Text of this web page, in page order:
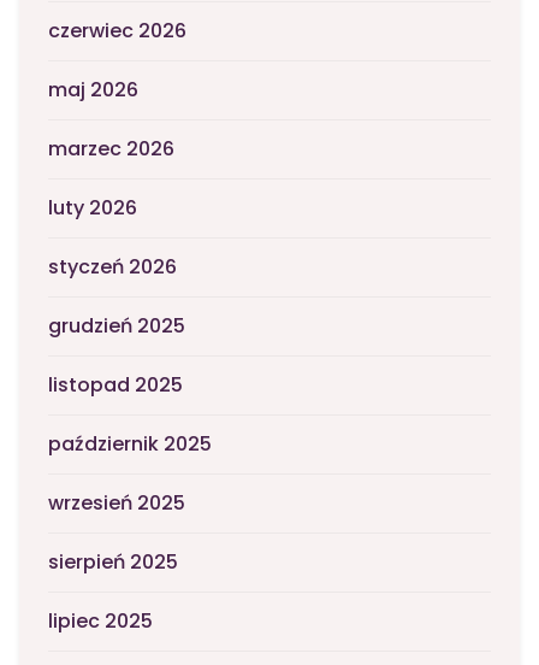
czerwiec 2026
maj 2026
marzec 2026
luty 2026
styczeń 2026
grudzień 2025
listopad 2025
październik 2025
wrzesień 2025
sierpień 2025
lipiec 2025